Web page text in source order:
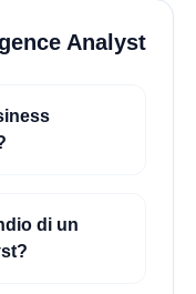
Analyst
di un